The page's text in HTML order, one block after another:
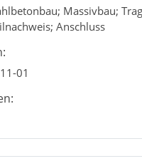
Massivbau;
Anschluss
01